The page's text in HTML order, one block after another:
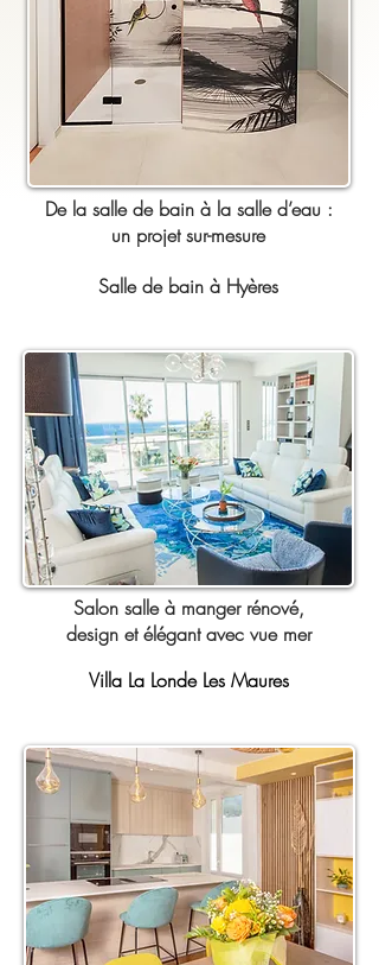
De la salle de bain à la salle d’eau :
un projet sur-mesure
Salle de bain à Hyères
Salon salle à manger rénové,
design et élégant avec vue mer
Villa La Londe Les Maures